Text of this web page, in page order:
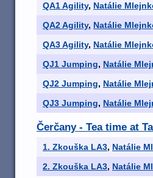
QA1 Agility, Natálie
QA2 Agility, Natálie
QA3 Agility, Natálie
QJ1 Jumping, Natálie
QJ2 Jumping, Natálie
QJ3 Jumping, Natálie
Čerčany - Tea time at
1. Zkouška LA3, Natálie
2. Zkouška LA3, Natálie